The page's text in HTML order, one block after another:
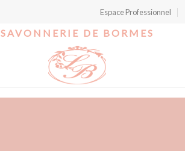
Espace Professionnel
SAVONNERIE DE BORMES